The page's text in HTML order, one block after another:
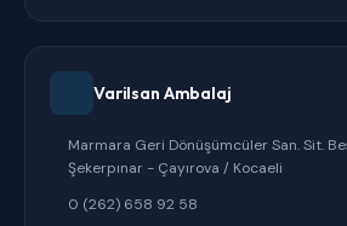
Varilsan Ambalaj
Marmara Geri Dönüşümcüler San. Sit.
Şekerpınar - Çayırova / Kocaeli
0 (262) 658 92 58